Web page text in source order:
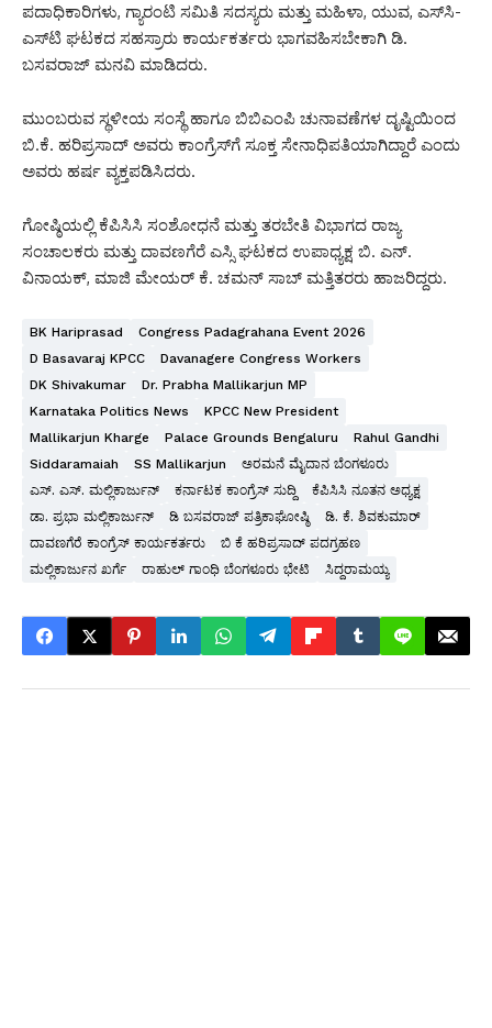
ಪದಾಧಿಕಾರಿಗಳು, ಗ್ಯಾರಂಟಿ ಸಮಿತಿ ಸದಸ್ಯರು ಮತ್ತು ಮಹಿಳಾ, ಯುವ, ಎಸ್‌ಸಿ-
ಎಸ್‌ಟಿ ಘಟಕದ ಸಹಸ್ರಾರು ಕಾರ್ಯಕರ್ತರು ಭಾಗವಹಿಸಬೇಕಾಗಿ ಡಿ.
ಬಸವರಾಜ್ ಮನವಿ ಮಾಡಿದರು.
ಮುಂಬರುವ ಸ್ಥಳೀಯ ಸಂಸ್ಥೆ ಹಾಗೂ ಬಿಬಿಎಂಪಿ ಚುನಾವಣೆಗಳ ದೃಷ್ಟಿಯಿಂದ
ಬಿ.ಕೆ. ಹರಿಪ್ರಸಾದ್ ಅವರು ಕಾಂಗ್ರೆಸ್‌ಗೆ ಸೂಕ್ತ ಸೇನಾಧಿಪತಿಯಾಗಿದ್ದಾರೆ ಎಂದು
ಅವರು ಹರ್ಷ ವ್ಯಕ್ತಪಡಿಸಿದರು.
ಗೋಷ್ಠಿಯಲ್ಲಿ ಕೆಪಿಸಿಸಿ ಸಂಶೋಧನೆ ಮತ್ತು ತರಬೇತಿ ವಿಭಾಗದ ರಾಜ್ಯ
ಸಂಚಾಲಕರು ಮತ್ತು ದಾವಣಗೆರೆ ಎಸ್ಸಿ ಘಟಕದ ಉಪಾಧ್ಯಕ್ಷ ಬಿ. ಎನ್.
ವಿನಾಯಕ್, ಮಾಜಿ ಮೇಯರ್ ಕೆ. ಚಮನ್ ಸಾಬ್ ಮತ್ತಿತರರು ಹಾಜರಿದ್ದರು.
BK Hariprasad
Congress Padagrahana Event 2026
D Basavaraj KPCC
Davanagere Congress Workers
DK Shivakumar
Dr. Prabha Mallikarjun MP
Karnataka Politics News
KPCC New President
Mallikarjun Kharge
Palace Grounds Bengaluru
Rahul Gandhi
Siddaramaiah
SS Mallikarjun
ಅರಮನೆ ಮೈದಾನ ಬೆಂಗಳೂರು
ಎಸ್. ಎಸ್. ಮಲ್ಲಿಕಾರ್ಜುನ್
ಕರ್ನಾಟಕ ಕಾಂಗ್ರೆಸ್ ಸುದ್ದಿ
ಕೆಪಿಸಿಸಿ ನೂತನ ಅಧ್ಯಕ್ಷ
ಡಾ. ಪ್ರಭಾ ಮಲ್ಲಿಕಾರ್ಜುನ್
ಡಿ ಬಸವರಾಜ್ ಪತ್ರಿಕಾಘೋಷ್ಠಿ
ಡಿ. ಕೆ. ಶಿವಕುಮಾರ್
ದಾವಣಗೆರೆ ಕಾಂಗ್ರೆಸ್ ಕಾರ್ಯಕರ್ತರು
ಬಿ ಕೆ ಹರಿಪ್ರಸಾದ್ ಪದಗ್ರಹಣ
ಮಲ್ಲಿಕಾರ್ಜುನ ಖರ್ಗೆ
ರಾಹುಲ್ ಗಾಂಧಿ ಬೆಂಗಳೂರು ಭೇಟಿ ಸಿದ್ದರಾಮಯ್ಯ